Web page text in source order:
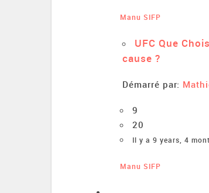
Manu SIFP
UFC Que
cause ?
Démarré par:
9
20
Il y a 9 years, 4
Manu SIFP